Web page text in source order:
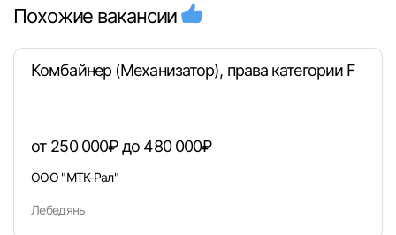
Похожие вакансии
Комбайнер (Механизатор), права категории F
от 250 000₽ до 480 000₽
ООО "МТК-Рал"
Лебедянь